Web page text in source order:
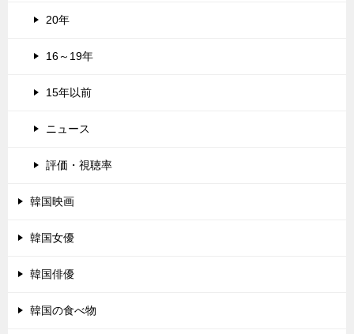
20年
16～19年
15年以前
ニュース
評価・視聴率
韓国映画
韓国女優
韓国俳優
韓国の食べ物